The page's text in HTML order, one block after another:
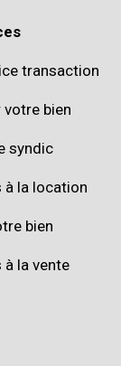
transaction
votre bien
syndic
la location
bien
la vente